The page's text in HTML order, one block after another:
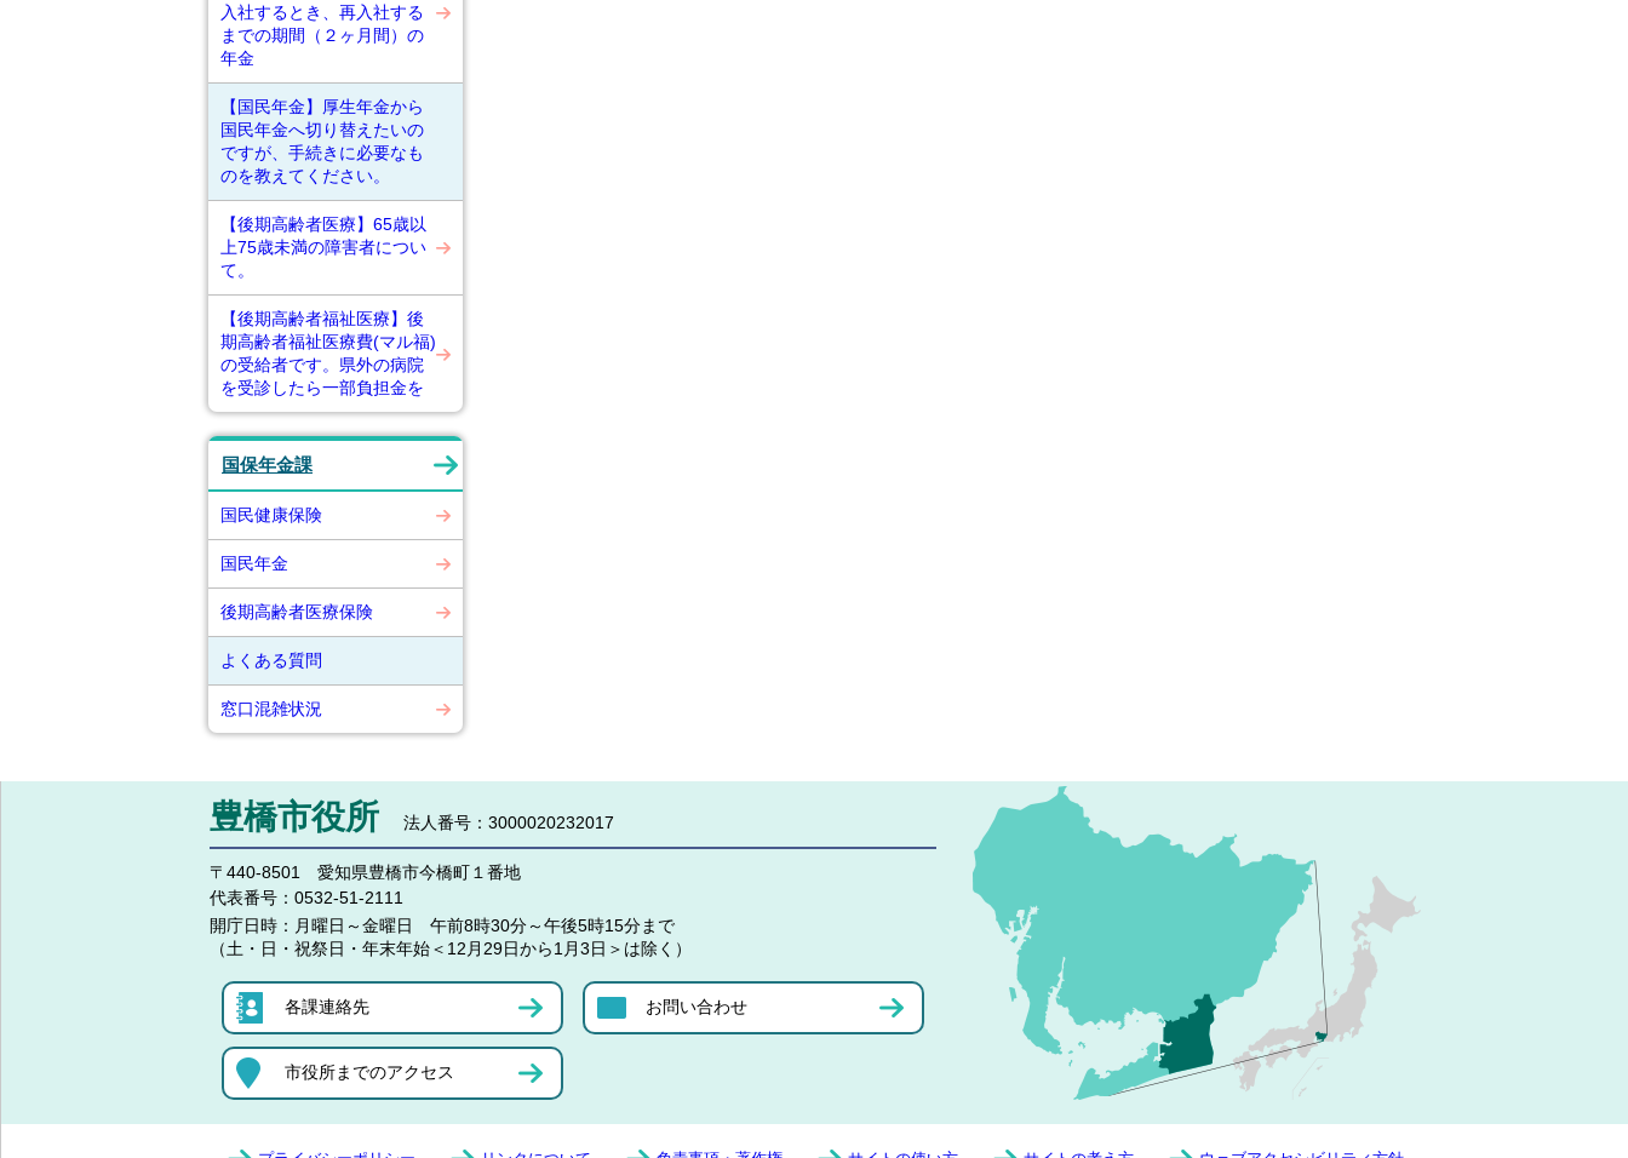
入社するとき、再入社する
までの期間（２ヶ月間）の
年金
【国民年金】厚生年金から
国民年金へ切り替えたいの
ですが、手続きに必要なも
のを教えてください。
【後期高齢者医療】65歳以
上75歳未満の障害者につい
て。
【後期高齢者福祉医療】後
期高齢者福祉医療費(マル福)
の受給者です。県外の病院
を受診したら一部負担金を
国保年金課
国民健康保険
国民年金
後期高齢者医療保険
よくある質問
窓口混雑状況
豊橋市役所 法人番号：3000020232017
〒440-8501 愛知県豊橋市今橋町１番地
代表番号： 0532-51-2111
開庁日時： 月曜日～金曜日 午前8時30分～午後5時15分まで
（土・日・祝祭日・年末年始＜12月29日から1月3日＞は除く）
各課連絡先 お問い合わせ
市役所までのアクセス